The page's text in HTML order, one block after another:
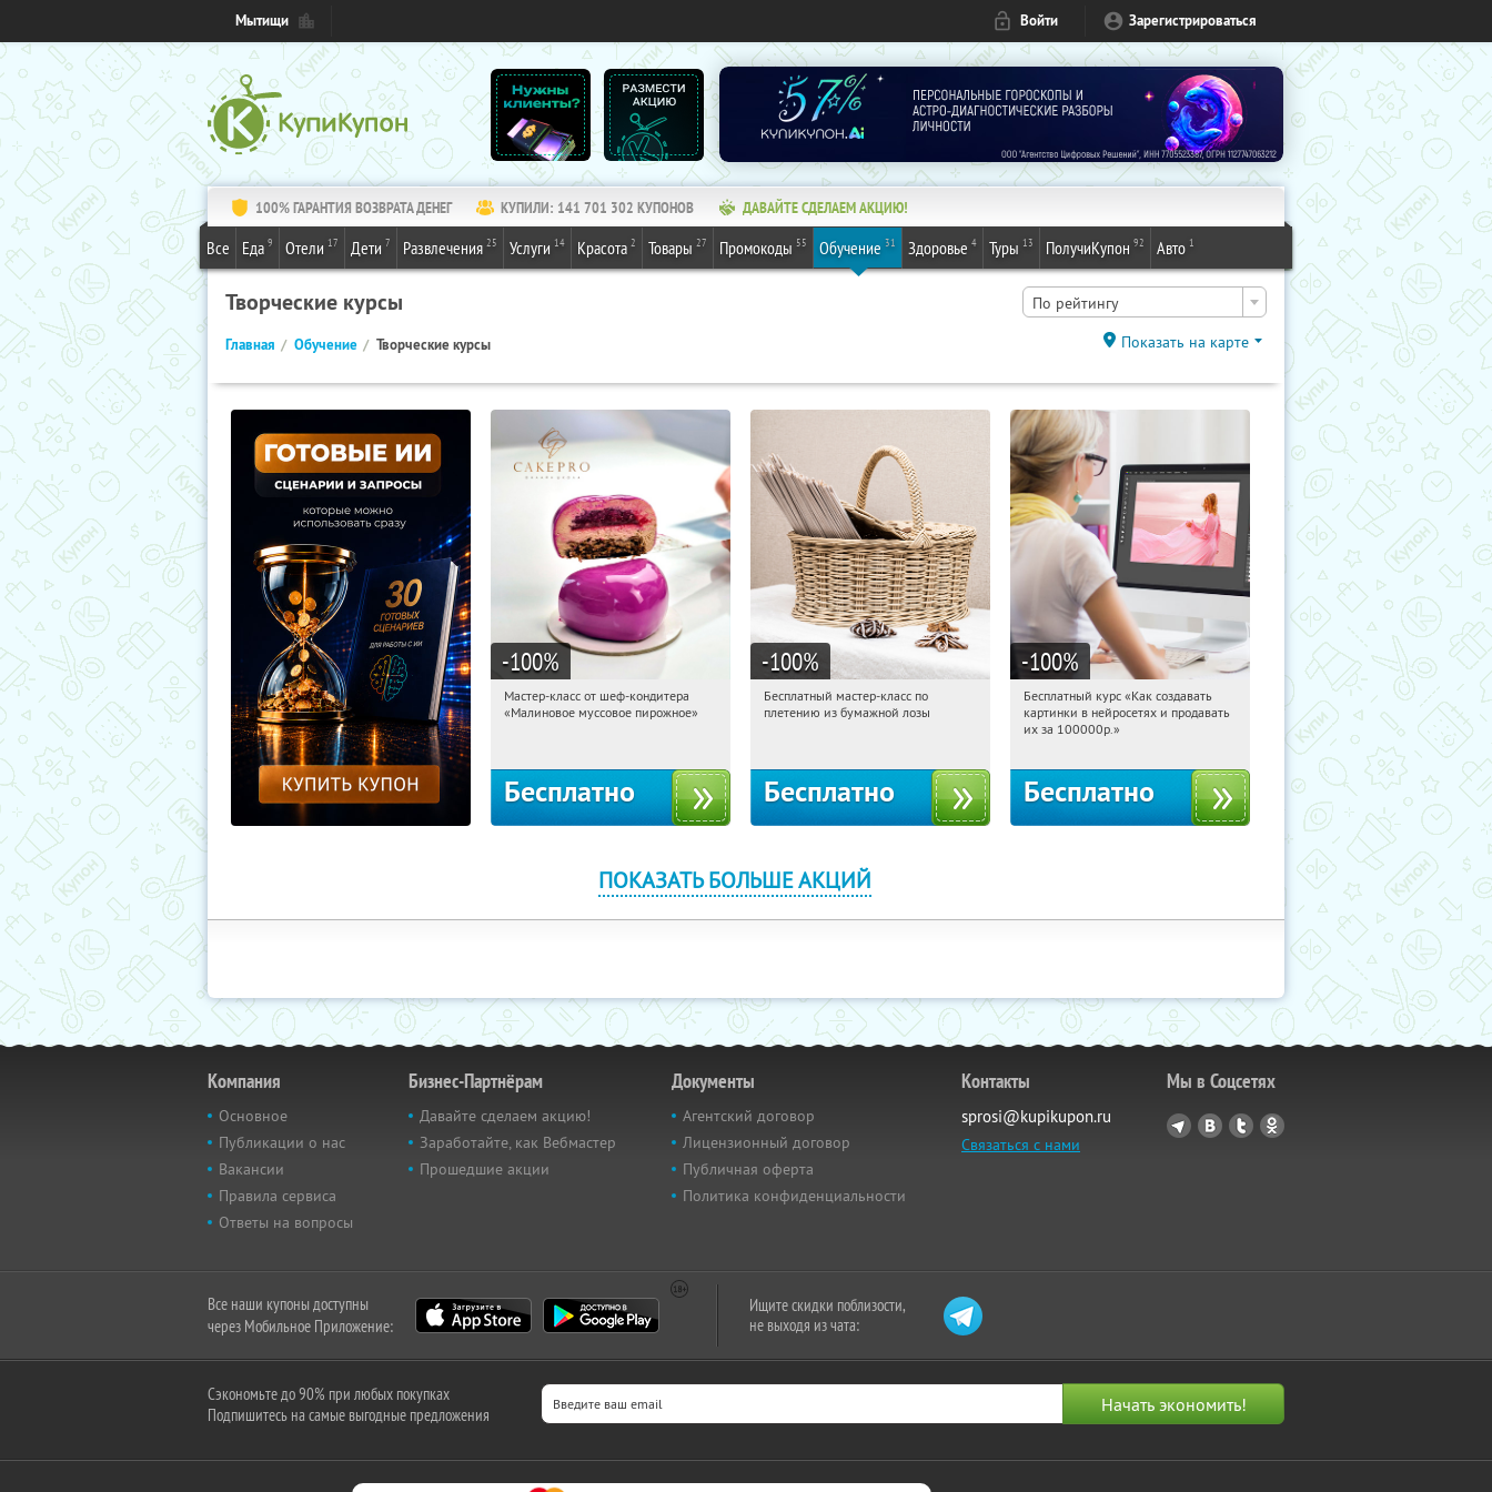
Мытищи Войти Зарегистрироваться
100% ГАРАНТИЯ ВОЗВРАТА ДЕНЕГ КУПИЛИ: 141 701 302 КУПОНОВ ДАВАЙТЕ СДЕЛАЕМ АКЦИЮ!
Все Еда 9 Отели 17 Дети 7 Развлечения 25 Услуги 14 Красота 2 Товары 27 Промокоды 55 Обучение 31 Здоровье 4 Туры 13 ПолучиКупон 92 Авто 1
Творческие курсы По рейтингу
Главная Обучение Творческие курсы Показать на карте
-100%
08:33:53 Получили:
Мастер-класс от шеф-кондитера
«Малиновое муссовое пирожное»
Бесплатно
-100%
08:33:53 Получили:
Бесплатный мастер-класс по
плетению из бумажной лозы
Бесплатно
-100%
08:33:53 Получили:
Россия
Бесплатный курс «Как создавать
картинки в нейросетях и продавать
их за 100000р.»
Бесплатно
ПОКАЗАТЬ БОЛЬШЕ АКЦИЙ
Компания
Основное
Публикации о нас
Вакансии
Правила сервиса
Ответы на вопросы
Бизнес-Партнёрам
Давайте сделаем акцию!
Заработайте, как Вебмастер
Прошедшие акции
Документы
Агентский договор
Лицензионный договор
Публичная оферта
Политика конфиденциальности
Контакты
sprosi@kupikupon.ru
Связаться с нами
Мы в Соцсетях
Все наши купоны доступны
через Мобильное Приложение:
Ищите скидки поблизости,
не выходя из чата:
Сэкономьте до 90% при любых покупках
Подпишитесь на самые выгодные предложения